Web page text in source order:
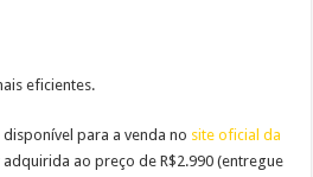
eficientes.
disponível para a venda no site oficial da
ao preço de R$2.990 (entregue